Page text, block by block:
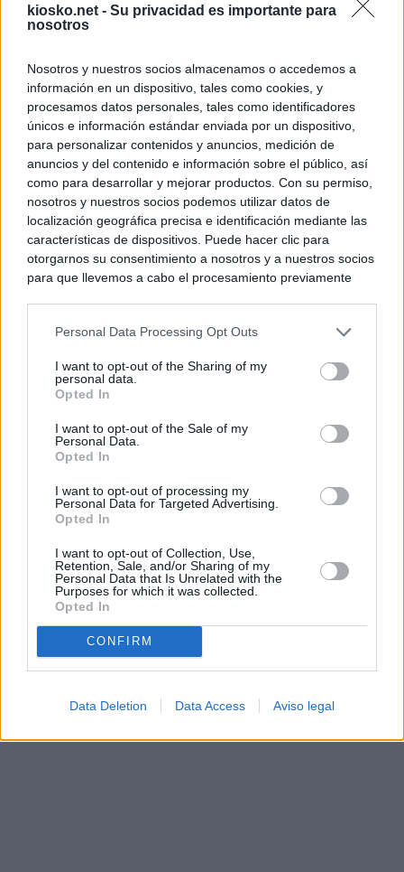
kiosko.net - Su privacidad es importante para
nosotros
Nosotros y nuestros socios almacenamos o accedemos a
información en un dispositivo, tales como cookies, y
procesamos datos personales, tales como identificadores
únicos e información estándar enviada por un dispositivo,
para personalizar contenidos y anuncios, medición de
anuncios y del contenido e información sobre el público, así
como para desarrollar y mejorar productos. Con su permiso,
nosotros y nuestros socios podemos utilizar datos de
localización geográfica precisa e identificación mediante las
características de dispositivos. Puede hacer clic para
otorgarnos su consentimiento a nosotros y a nuestros socios
para que llevemos a cabo el procesamiento previamente
negar su consentimiento. Tenga en cuenta que algún
de su consentimiento, pero usted tiene el derecho de
rechazar tal procesamiento. Sus preferencias se aplicarán
cualquier momento entrando de nuevo en este sitio web o
visitando nuestra política de privacidad.
Personal Data Processing Opt Outs
I want to opt-out of the Sharing of my
personal data.
Opted In
I want to opt-out of the Sale of my
Personal Data.
Opted In
I want to opt-out of processing my
Personal Data for Targeted Advertising.
Opted In
I want to opt-out of Collection, Use,
Retention, Sale, and/or Sharing of my
Personal Data that Is Unrelated with the
Purposes for which it was collected.
Opted In
CONFIRM
Data Deletion Data Access Aviso legal